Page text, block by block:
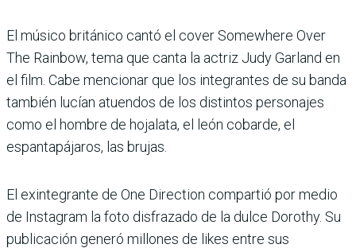
El músico británico cantó el cover Somewhere Over
The Rainbow, tema que canta la actriz Judy Garland en
el film. Cabe mencionar que los integrantes de su banda
también lucían atuendos de los distintos personajes
como el hombre de hojalata, el león cobarde, el
espantapájaros, las brujas.
El exintegrante de One Direction compartió por medio
de Instagram la foto disfrazado de la dulce Dorothy. Su
publicación generó millones de likes entre sus